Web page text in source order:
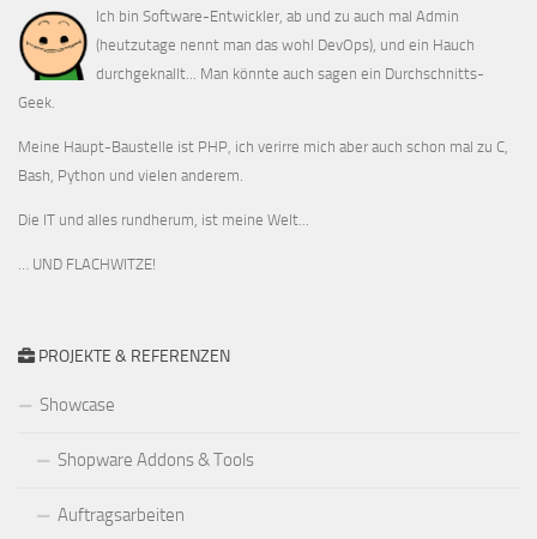
Ich bin Software-Entwickler, ab und zu auch mal Admin
(heutzutage nennt man das wohl DevOps), und ein Hauch
durchgeknallt... Man könnte auch sagen ein Durchschnitts-
Geek.
Meine Haupt-Baustelle ist PHP, ich verirre mich aber auch schon mal zu C,
Bash, Python und vielen anderem.
Die IT und alles rundherum, ist meine Welt...
… UND FLACHWITZE!
PROJEKTE & REFERENZEN
Showcase
Shopware Addons & Tools
Auftragsarbeiten